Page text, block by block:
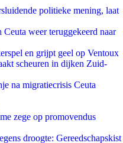
politieke mening, laat
weer teruggekeerd naar
en grijpt geel op Ventoux
scheuren in dijken Zuid-
na migratiecrisis Ceuta
zege op promovendus
droogte: Gereedschapskist